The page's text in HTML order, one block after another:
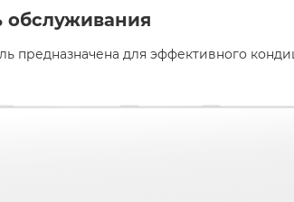
предназначена для эффективного